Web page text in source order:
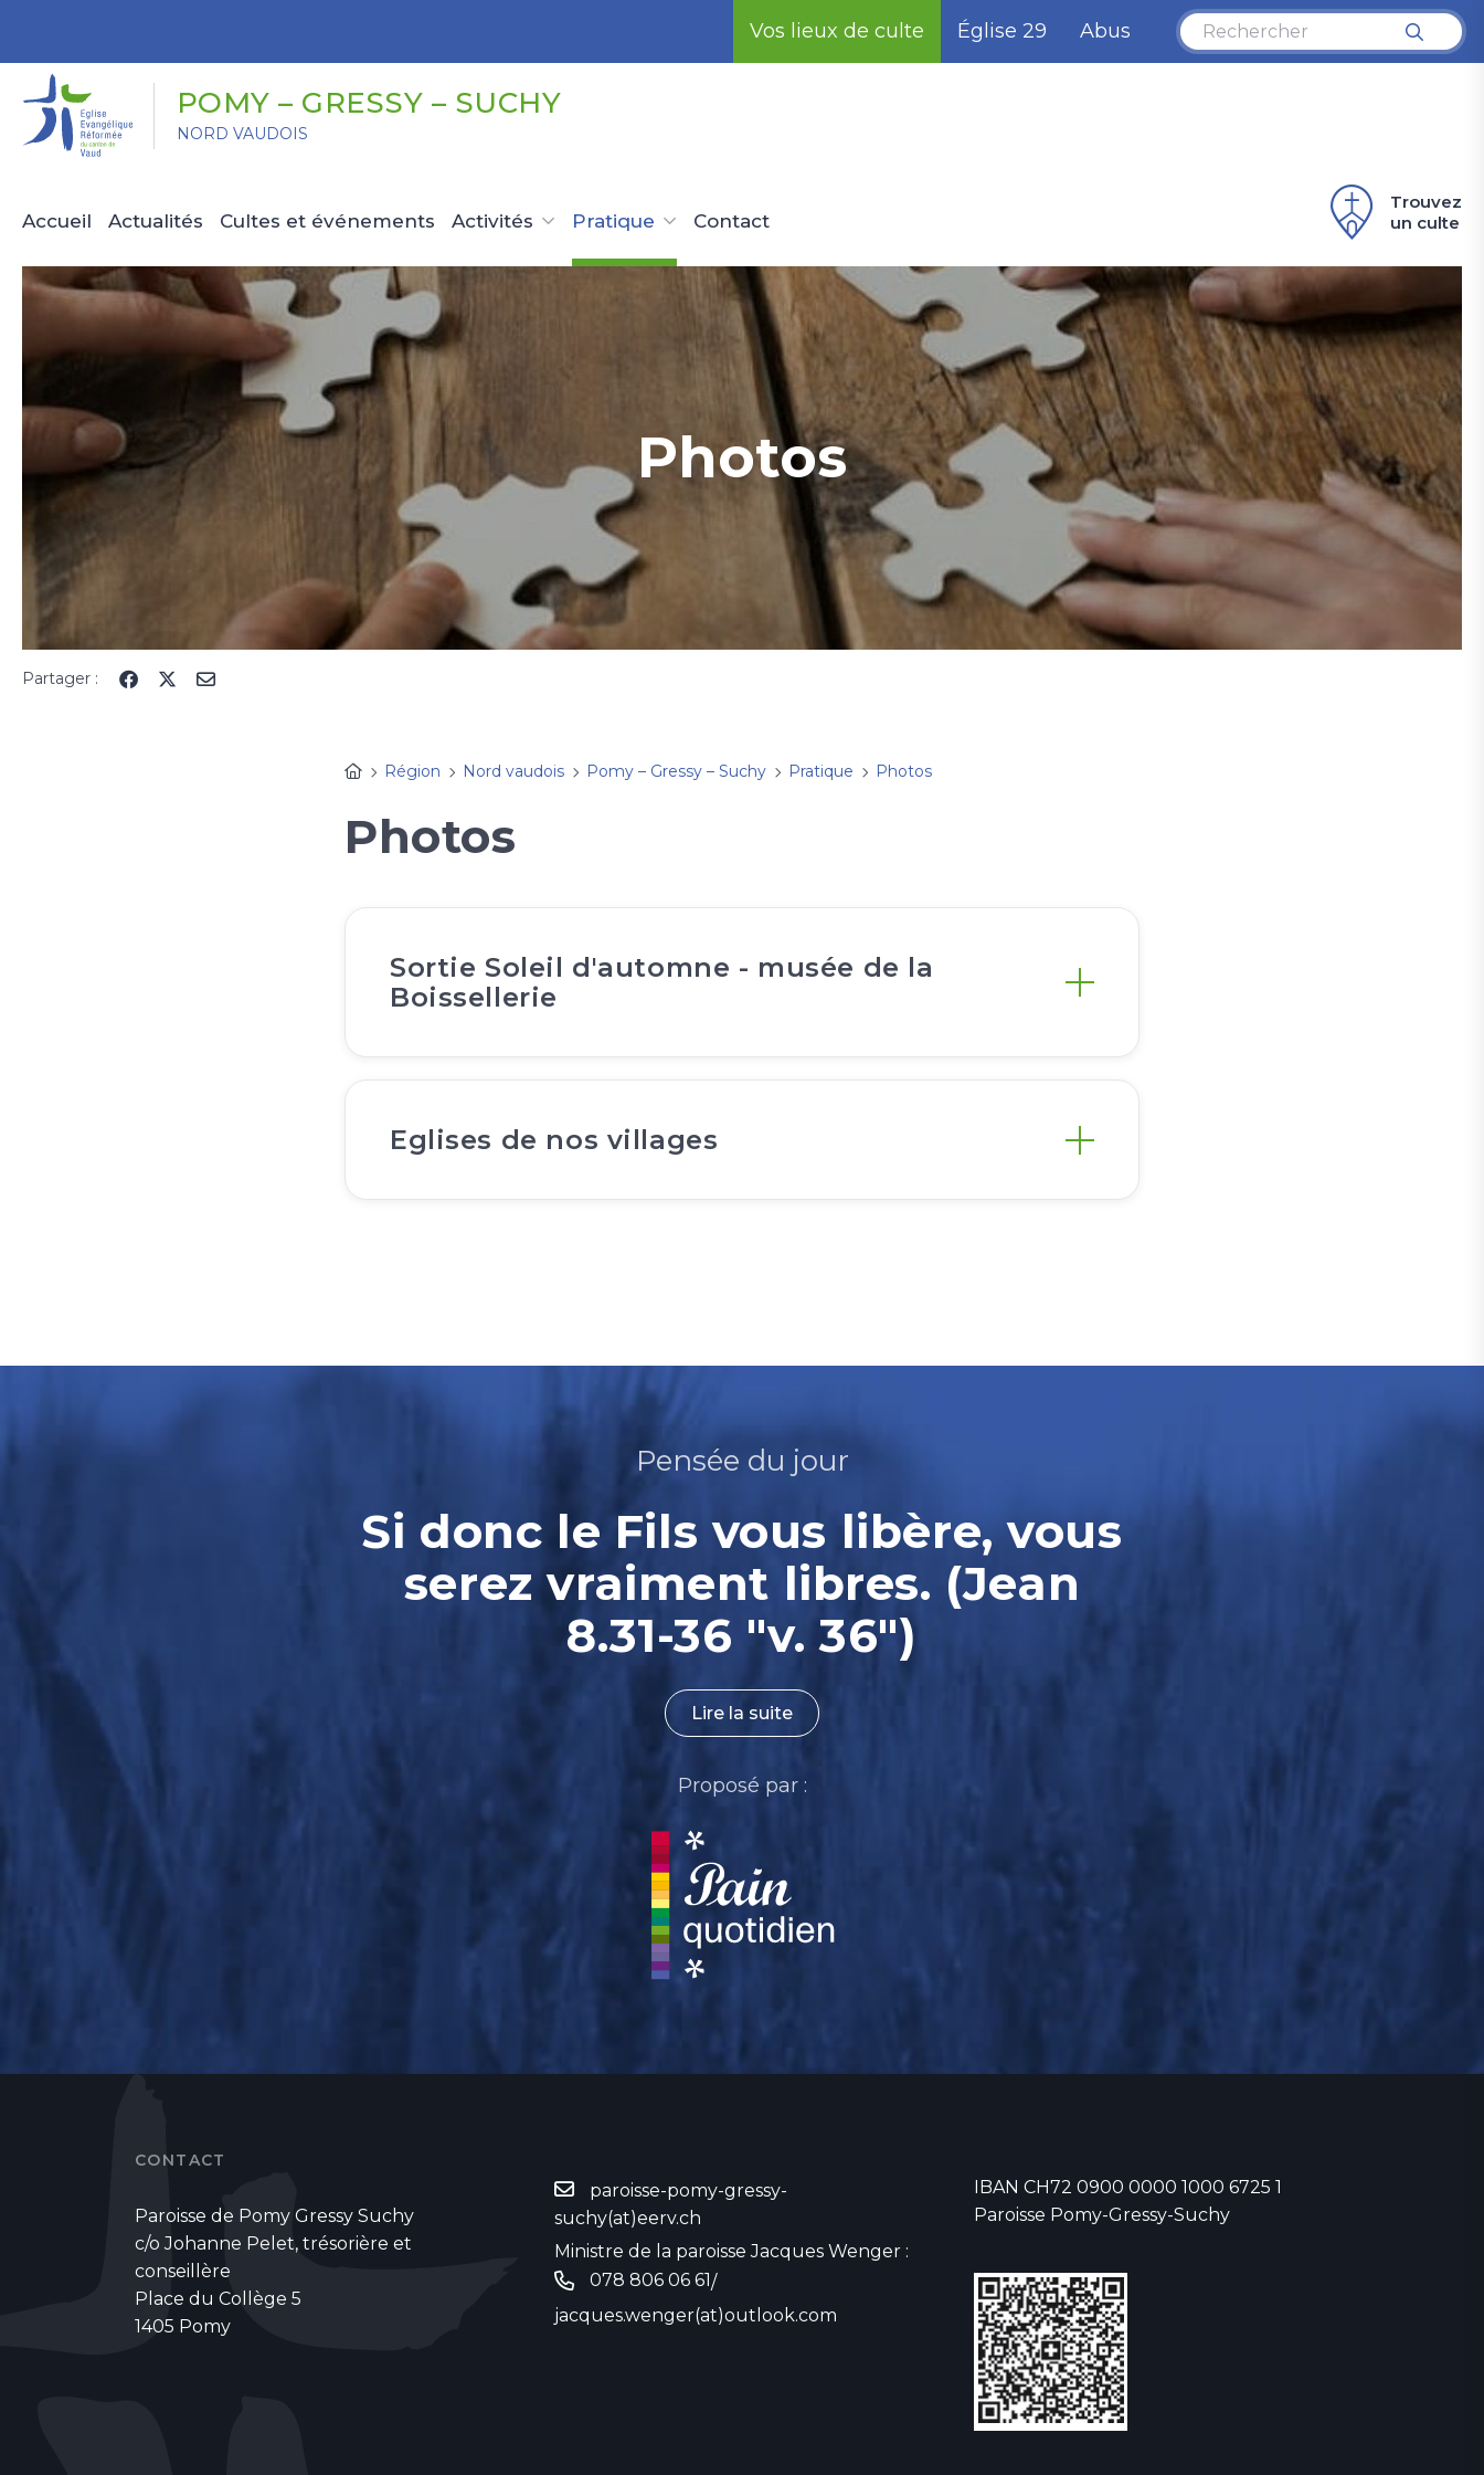
Vos lieux de culte Église 29 Abus
POMY – GRESSY – SUCHY
NORD VAUDOIS
Accueil Actualités Cultes et événements Activités Pratique Contact
Trouvez
un culte
Photos
Partager :
Région Nord vaudois Pomy – Gressy – Suchy Pratique Photos
Photos
Sortie Soleil d'automne - musée de la
Boissellerie
Eglises de nos villages
Pensée du jour
Si donc le Fils vous libère, vous
serez vraiment libres. (Jean
8.31-36 "v. 36")
Lire la suite
Proposé par :
CONTACT
Paroisse de Pomy Gressy Suchy
c/o Johanne Pelet, trésorière et
conseillère
Place du Collège 5
1405 Pomy
paroisse-pomy-gressy-
suchy(at)eerv.ch
Ministre de la paroisse Jacques Wenger :
078 806 06 61/
jacques.wenger(at)outlook.com
IBAN CH72 0900 0000 1000 6725 1
Paroisse Pomy-Gressy-Suchy